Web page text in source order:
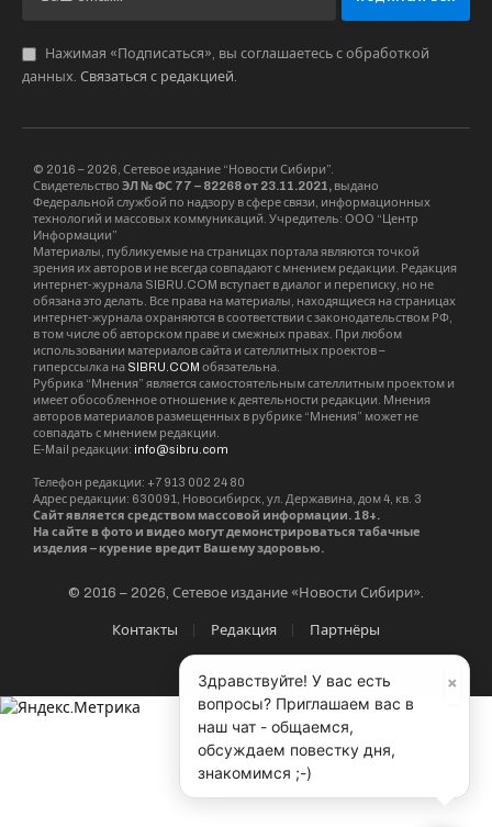
Списки на прививку в Новосибирской области
работников, возрастной контингент, а также
лиц, имеющих неинфекционные хронические
заболевания», уточнила Аксенова.
Биотехнологии вакцина Вектор
Кемерово
медицина
Новокузнецк
Sibru.Com
Website
Материалы, публикуемые за авторством "Редакция
SibRu.com" являются результатом коллективной работы
на источник или материал помечен как рекламный).
×
Здравствуйте! У вас есть
вопросы? Приглашаем вас в
наш чат - общаемся,
обсуждаем повестку дня,
знакомимся ;-)